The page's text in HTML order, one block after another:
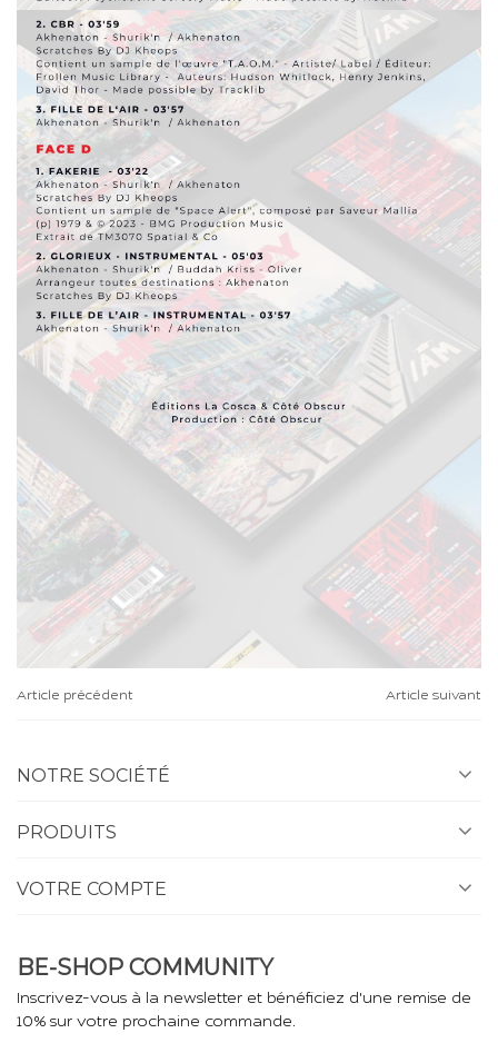
Article précédent Article suivant
NOTRE SOCIÉTÉ
PRODUITS
VOTRE COMPTE
BE-SHOP COMMUNITY
Inscrivez-vous à la newsletter et bénéficiez d'une remise de
10% sur votre prochaine commande.